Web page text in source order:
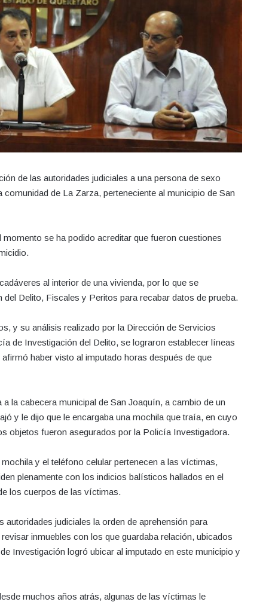
de las autoridades judiciales a una persona de sexo
de La Zarza, perteneciente al municipio de San
se ha podido acreditar que fueron cuestiones
al interior de una vivienda, por lo que se
Delito, Fiscales y Peritos para recabar datos de prueba.
y su análisis realizado por la Dirección de Servicios
de Investigación del Delito, se lograron establecer líneas
haber visto al imputado horas después de que
la cabecera municipal de San Joaquín, a cambio de un
y le dijo que le encargaba una mochila que traía, en cuyo
objetos fueron asegurados por la Policía Investigadora.
y el teléfono celular pertenecen a las víctimas,
plenamente con los indicios balísticos hallados en el
los cuerpos de las víctimas.
judiciales la orden de aprehensión para
inmuebles con los que guardaba relación, ubicados
Investigación logró ubicar al imputado en este municipio y
muchos años atrás, algunas de las víctimas le